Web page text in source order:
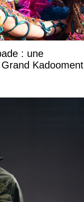
: une
Kadooment